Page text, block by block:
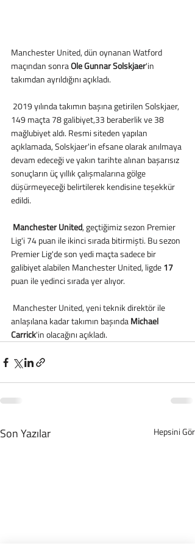
Manchester United, dün oynanan Watford
maçından sonra Ole Gunnar Solskjaer'in
takımdan ayrıldığını açıkladı.
149 maçta 78 galibiyet,33 beraberlik ve 38
mağlubiyet aldı. Resmi siteden yapılan
açıklamada, Solskjaer'in efsane olarak anılmaya
devam edeceği ve yakın tarihte alınan başarısız
sonuçların üç yıllık çalışmalarına gölge
düşürmeyeceği belirtilerek kendisine teşekkür
edildi.
Manchester United, geçtiğimiz sezon Premier
Lig'i 74 puan ile ikinci sırada bitirmişti. Bu sezon
Premier Lig'de son yedi maçta sadece bir
galibiyet alabilen Manchester United, ligde 17
puan ile yedinci sırada yer alıyor.
anlaşılana kadar takımın başında Michael
Carrick'in olacağını açıkladı.
Son Yazılar Hepsini Gör